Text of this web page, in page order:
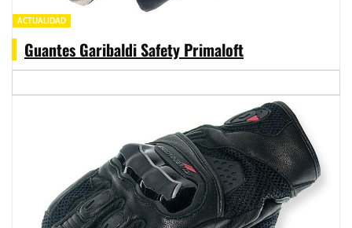
ACTUALIDAD
Guantes Garibaldi Safety Primaloft